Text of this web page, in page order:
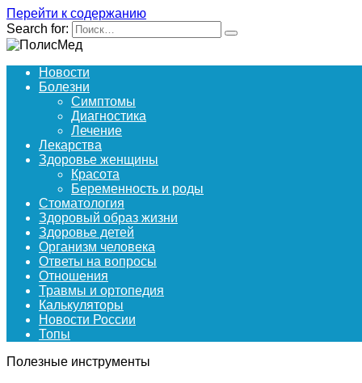
Перейти к содержанию
Search for:
Новости
Болезни
Симптомы
Диагностика
Лечение
Лекарства
Здоровье женщины
Красота
Беременность и роды
Стоматология
Здоровый образ жизни
Здоровье детей
Организм человека
Ответы на вопросы
Отношения
Травмы и ортопедия
Калькуляторы
Новости России
Топы
Полезные инструменты